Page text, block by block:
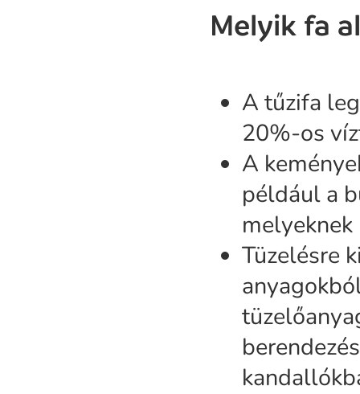
Melyik fa
A tűzifa
20%-os
A
például a
Tüzelésre